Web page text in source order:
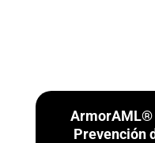
ArmorAML®
Prevención